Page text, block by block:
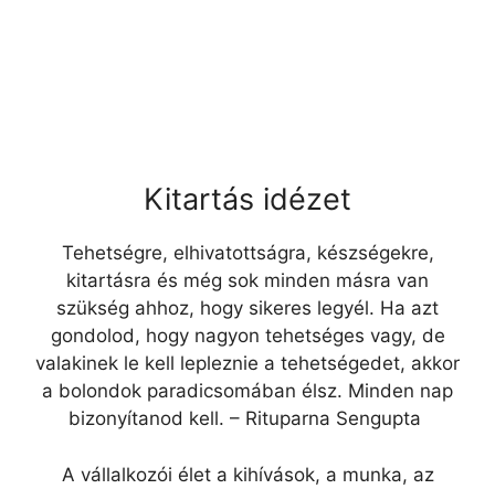
Kitartás idézet
Tehetségre, elhivatottságra, készségekre,
kitartásra és még sok minden másra van
szükség ahhoz, hogy sikeres legyél. Ha azt
gondolod, hogy nagyon tehetséges vagy, de
valakinek le kell lepleznie a tehetségedet, akkor
a bolondok paradicsomában élsz. Minden nap
bizonyítanod kell. – Rituparna Sengupta
A vállalkozói élet a kihívások, a munka, az